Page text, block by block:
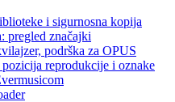
i sigurnosna kopija
pregled značajki
podrška za OPUS
reprodukcije i oznake